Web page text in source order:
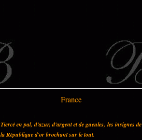
France
Tiercé en pal, d'azur, d'argent et de gueules, les insignes de
la République d'or brochant sur le tout.